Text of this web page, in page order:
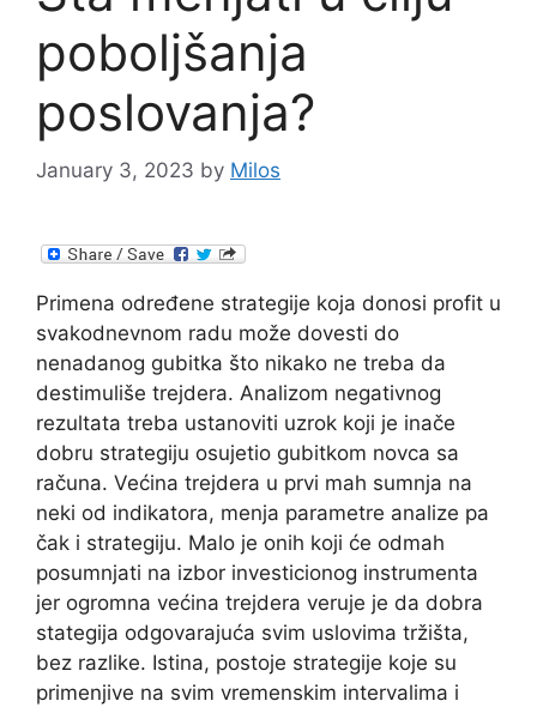
poboljšanja
poslovanja?
January 3, 2023 by Milos
Primena određene strategije koja donosi profit u
svakodnevnom radu može dovesti do
nenadanog gubitka što nikako ne treba da
destimuliše trejdera. Analizom negativnog
rezultata treba ustanoviti uzrok koji je inače
dobru strategiju osujetio gubitkom novca sa
računa. Većina trejdera u prvi mah sumnja na
neki od indikatora, menja parametre analize pa
čak i strategiju. Malo je onih koji će odmah
posumnjati na izbor investicionog instrumenta
jer ogromna većina trejdera veruje je da dobra
stategija odgovarajuća svim uslovima tržišta,
bez razlike. Istina, postoje strategije koje su
primenjive na svim vremenskim intervalima i